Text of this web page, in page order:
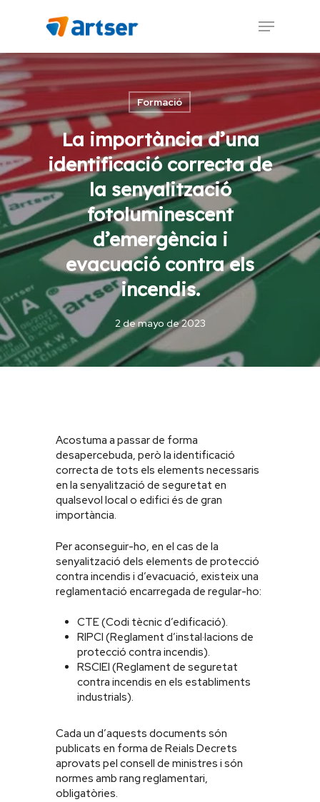
content
Menu
Formació
La importància d’una
identificació correcta de
la senyalització
fotoluminescent
d’emergència i
evacuació contra els
incendis.
2 de mayo de 2023
Acostuma a passar de forma
desapercebuda, però la identificació
correcta de tots els elements necessaris
en la senyalització de seguretat en
qualsevol local o edifici és de gran
importància.
Per aconseguir-ho, en el cas de la
senyalització dels elements de protecció
contra incendis i d’evacuació, existeix una
reglamentació encarregada de regular-ho:
CTE (Codi tècnic d’edificació).
RIPCI (Reglament d’instal·lacions de
protecció contra incendis).
RSCIEI (Reglament de seguretat
contra incendis en els establiments
industrials).
Cada un d’aquests documents són
publicats en forma de Reials Decrets
aprovats pel consell de ministres i són
normes amb rang reglamentari,
obligatòries.